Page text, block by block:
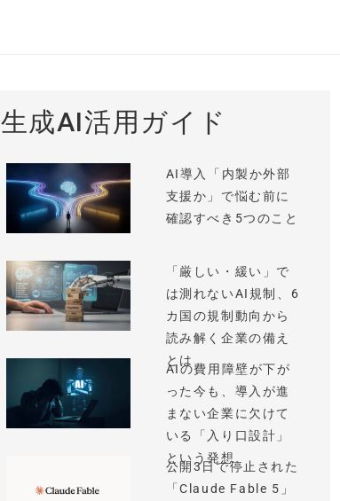
生成AI活用ガイド
AI導入「内製か外部
支援か」で悩む前に
確認すべき5つのこと
「厳しい・緩い」で
は測れないAI規制、6
カ国の規制動向から
読み解く企業の備え
とは
AIの費用障壁が下が
った今も、導入が進
まない企業に欠けて
いる「入り口設計」
という発想
公開3日で停止された
「Claude Fable 5」